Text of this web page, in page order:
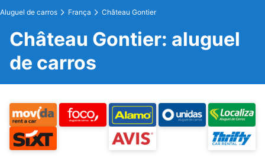
Aluguel de carros França Château Gontier
Château Gontier: aluguel
de carros